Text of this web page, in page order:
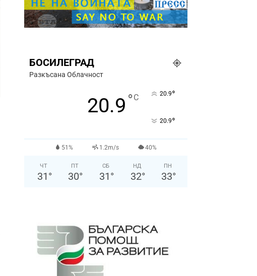
БОСИЛЕГРАД
Разкъсана Облачност
20.9 °C 20.9°
20.9°
51% 1.2m/s 40%
ЧТ
31 °
ПТ
30°
СБ
31 °
НД
32°
ПН
33°